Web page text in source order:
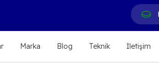
Marka Blog Teknik İletişim